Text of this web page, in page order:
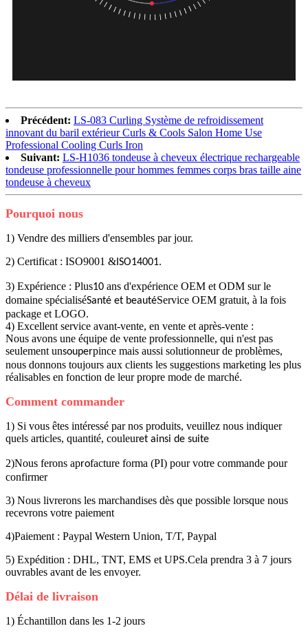
Précédent: LS-083 Curling Système de refroidissement
innovant du baril extérieur Curls & Cools Salon Home Use
Professional Cooling Curls Iron
Suivant: LS-H1036 tondeuse à cheveux électrique rechargeable
tondeuse professionnelle pour hommes femmes corps bras taille aine
tondeuse à cheveux
Pourquoi nous
1) Vendre des milliers d'ensembles par jour.
2) Certificat : ISO9001 & ISO14001.
3) Expérience : Plus10 ans d'expérience OEM et ODM sur le
domaine spécialiséSanté et beautéService OEM gratuit, à la fois
package et LOGO.
4) Excellent service avant-vente, en vente et après-vente :
Nous avons une équipe de vente professionnelle, qui n'est pas
seulement unsouperpince mais aussi solutionneur de problèmes,
nous donnons toujours aux clients les suggestions marketing les plus
réalisables en fonction de leur propre mode de marché.
Comment commander
1) Si vous êtes intéressé par nos produits, veuillez nous indiquer
quels articles, quantité, couleuret ainsi de suite
2)Nous ferons aprofacture forma (PI) pour votre commande pour
confirmer
3) Nous livrerons les marchandises dès que possible lorsque nous
recevrons votre paiement
4)Paiement : Paypal Western Union, T/T, Paypal
5) Expédition : DHL, TNT, EMS et UPS.Cela prendra 3 à 7 jours
ouvrables avant de les envoyer.
Délai de livraison
1) Échantillon dans les 1-2 jours